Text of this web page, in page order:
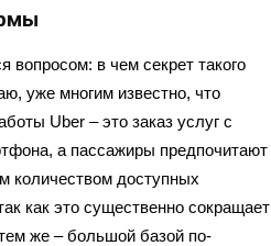
вопросом: в чем секрет такого
уже многим известно, что
Uber – это заказ услуг с
а пассажиры предпочитают
количеством доступных
как это существенно сокращает
же – большой базой по-